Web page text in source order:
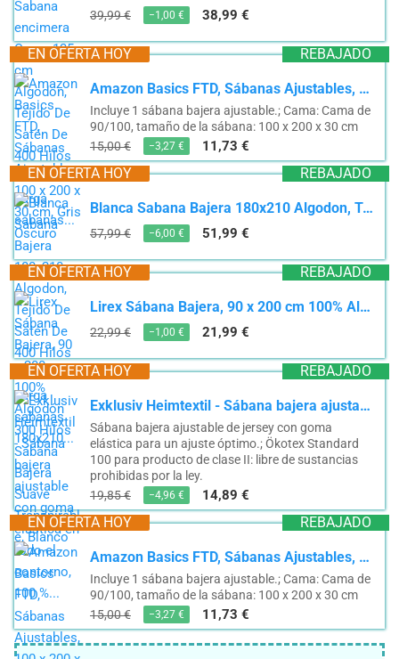
39,99 € −1,00 € 38,99 €
REBAJADO
EN OFERTA HOY
Amazon Basics FTD, Sábanas Ajustables, 100 x 200 x 30 cm, Gris Oscuro
Incluye 1 sábana bajera ajustable.; Cama: Cama de
90/100, tamaño de la sábana: 100 x 200 x 30 cm
15,00 €
−3,27 € 11,73 €
REBAJADO
EN OFERTA HOY
Blanca Sabana Bajera 180x210 Algodon, Tejido De Satén De 400 Hilos 100% Fibra Larga sabanas 180x210...
57,99 € −6,00 € 51,99 €
REBAJADO
EN OFERTA HOY
Lirex Sábana Bajera, 90 x 200 cm 100% Algodón 300 Hilos Sábana Bajera Suave Transpirable, Blanco
22,99 € −1,00 € 21,99 €
REBAJADO
EN OFERTA HOY
Exklusiv Heimtextil - Sábana bajera ajustable con goma elástica en todo el contorno, 100 %...
Sábana bajera ajustable de jersey con goma
elástica para un ajuste óptimo.; Ökotex Standard
100 para producto de clase II: libre de sustancias
prohibidas por la ley.
19,85 €
−4,96 € 14,89 €
REBAJADO
EN OFERTA HOY
Amazon Basics FTD, Sábanas Ajustables, 100 x 200 x 30 cm, Gris Oscuro
Incluye 1 sábana bajera ajustable.; Cama: Cama de
90/100, tamaño de la sábana: 100 x 200 x 30 cm
15,00 €
−3,27 € 11,73 €